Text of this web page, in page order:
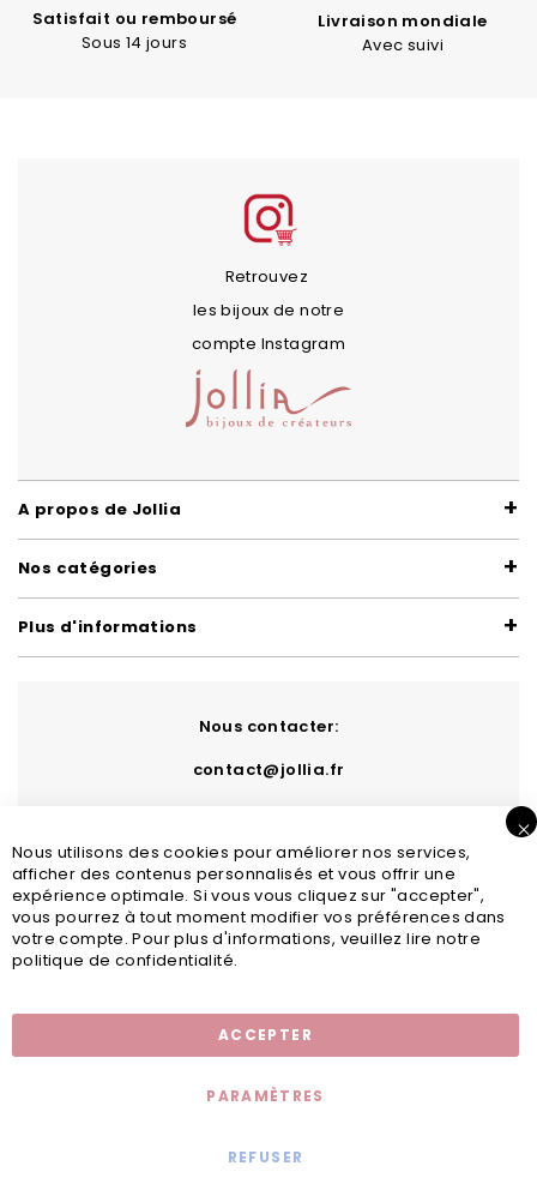
Satisfait ou remboursé
Sous 14 jours
Livraison mondiale
Avec suivi
Retrouvez
les bijoux de notre
compte Instagram
A propos de Jollia
Nos catégories
Plus d'informations
Nous contacter:
contact@jollia.fr
Nous utilisons des cookies pour améliorer nos services,
afficher des contenus personnalisés et vous offrir une
expérience optimale. Si vous vous cliquez sur "accepter",
vous pourrez à tout moment modifier vos préférences dans
votre compte. Pour plus d'informations, veuillez lire notre
politique de confidentialité.
ACCEPTER
PARAMÈTRES
REFUSER